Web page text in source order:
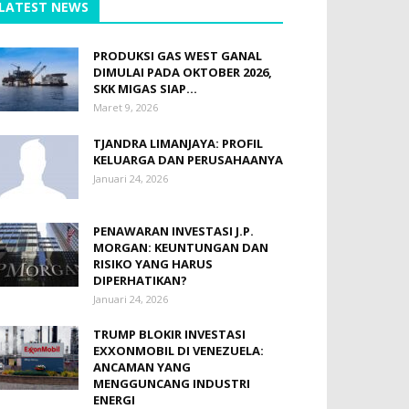
NEWS
PRODUKSI GAS WEST GANAL
DIMULAI PADA OKTOBER 2026,
SKK MIGAS SIAP...
Maret 9, 2026
TJANDRA LIMANJAYA: PROFIL
KELUARGA DAN PERUSAHAANYA
Januari 24, 2026
PENAWARAN INVESTASI J.P.
MORGAN: KEUNTUNGAN DAN
RISIKO YANG HARUS
DIPERHATIKAN?
Januari 24, 2026
TRUMP BLOKIR INVESTASI
EXXONMOBIL DI VENEZUELA:
ANCAMAN YANG
MENGGUNCANG INDUSTRI
ENERGI